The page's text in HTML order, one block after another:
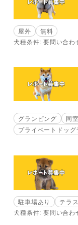
屋外
無料
犬種条件: 要問い合わ
グランピング 同
プライベートドッグ
駐車場あり
テラ
犬種条件: 要問い合わ